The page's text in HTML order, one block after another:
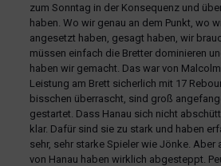
zum Sonntag in der Konsequenz und
haben. Wo wir genau an dem Punkt, wo
angesetzt haben, gesagt haben, wir
müssen einfach die Bretter dominieren
haben wir gemacht. Das war von
Leistung am Brett sicherlich mit 17
bisschen überrascht, sind groß
gestartet. Dass Hanau sich nicht
klar. Dafür sind sie zu stark und haben
sehr, sehr starke Spieler wie Jönke. Aber
von Hanau haben wirklich abgesteppt.